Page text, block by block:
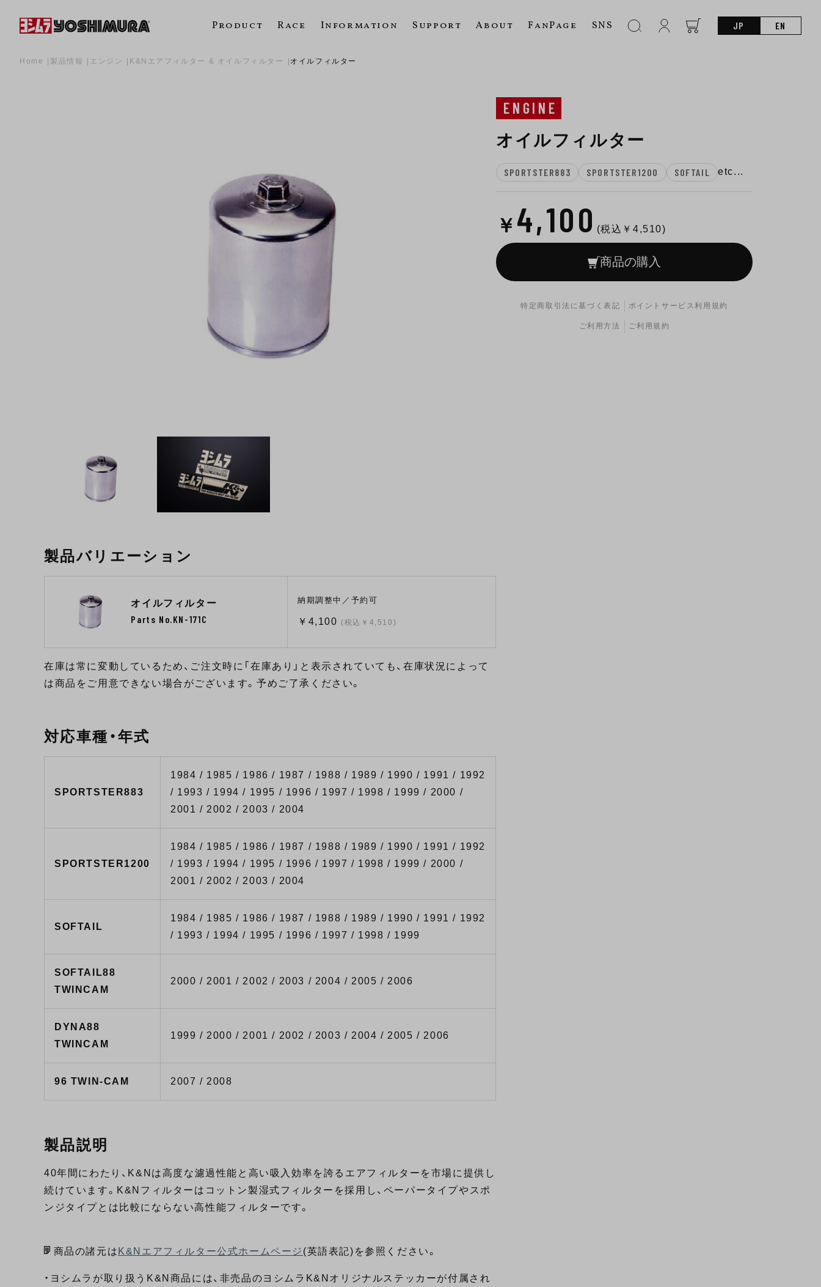
Product Race Information Support About FanPage SNS JP EN
Home 製品情報 エンジン K&Nエアフィルター & オイルフィルター オイルフィルター
ENGINE
オイルフィルター
SPORTSTER883 SPORTSTER1200 SOFTAIL etc...
￥ 4,100 (税込￥4,510)
商品の購入
特定商取引法に基づく表記 ポイントサービス利用規約
ご利用方法 ご利用規約
製品バリエーション
オイルフィルター
Parts No.KN-171C
納期調整中／予約可
￥4,100 (税込￥4,510)
在庫は常に変動しているため、ご注文時に「在庫あり」と表示されていても、在庫状況によって
は商品をご用意できない場合がございます。予めご了承ください。
対応車種・年式
SPORTSTER883
1984 / 1985 / 1986 / 1987 / 1988 / 1989 / 1990 / 1991 / 1992
/ 1993 / 1994 / 1995 / 1996 / 1997 / 1998 / 1999 / 2000 /
2001 / 2002 / 2003 / 2004
SPORTSTER1200
1984 / 1985 / 1986 / 1987 / 1988 / 1989 / 1990 / 1991 / 1992
/ 1993 / 1994 / 1995 / 1996 / 1997 / 1998 / 1999 / 2000 /
2001 / 2002 / 2003 / 2004
SOFTAIL
1984 / 1985 / 1986 / 1987 / 1988 / 1989 / 1990 / 1991 / 1992
/ 1993 / 1994 / 1995 / 1996 / 1997 / 1998 / 1999
SOFTAIL88
TWINCAM
2000 / 2001 / 2002 / 2003 / 2004 / 2005 / 2006
DYNA88
TWINCAM
1999 / 2000 / 2001 / 2002 / 2003 / 2004 / 2005 / 2006
96 TWIN-CAM 2007 / 2008
製品説明
40年間にわたり、K&Nは高度な濾過性能と高い吸入効率を誇るエアフィルターを市場に提供し
続けています。K&Nフィルターはコットン製湿式フィルターを採用し、ペーパータイプやスポ
ンジタイプとは比較にならない高性能フィルターです。
商品の諸元は K&Nエアフィルター公式ホームページ (英語表記)を参照ください。
・ヨシムラが取り扱うK&N商品には、非売品のヨシムラK&Nオリジナルステッカーが付属され